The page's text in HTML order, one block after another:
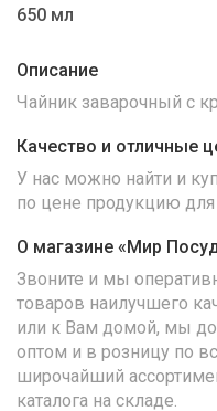
650 мл
Описание
Чайник заварочный с
Качество и отличные
У нас можно найти и
по цене продукцию для
О магазине «Мир
Звоните и мы
товаров наилучшего
или к Вам домой, мы
оптом и в розницу по
широчайший
каталога на складе.